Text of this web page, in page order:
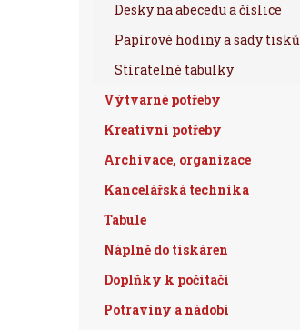
Desky na abecedu a číslice
Papírové hodiny a sady tisků
Stíratelné tabulky
Výtvarné potřeby
Kreativní potřeby
Archivace, organizace
Kancelářská technika
Tabule
Náplně do tiskáren
Doplňky k počítači
Potraviny a nádobí